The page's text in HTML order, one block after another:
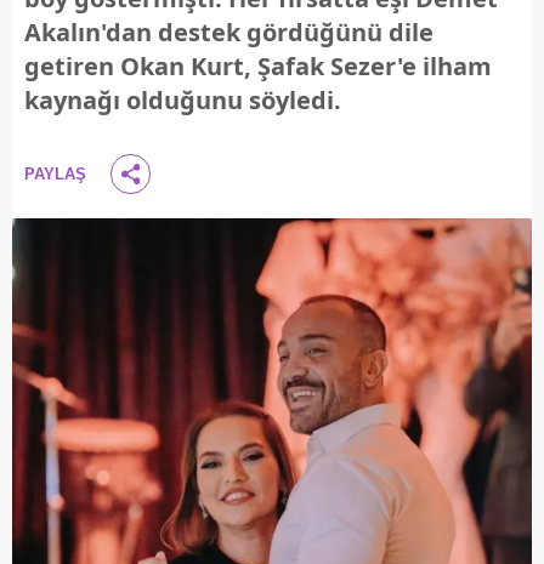
Akalın'dan destek gördüğünü dile
getiren Okan Kurt, Şafak Sezer'e ilham
kaynağı olduğunu söyledi.
PAYLAŞ